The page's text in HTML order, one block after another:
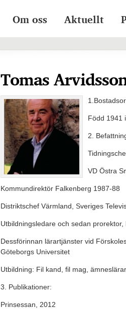
Om oss Aktuellt
Tomas
Född 1941
2.
VD Östra
Kommundirektör Falkenberg 1987-88
Distriktschef Värmland, Sveriges
Utbildningsledare och sedan
Dessförinnan lärartjänster vid
Göteborgs Universitet
Utbildning: Fil kand, fil mag,
3. Publikationer:
Prinsessan, 2012